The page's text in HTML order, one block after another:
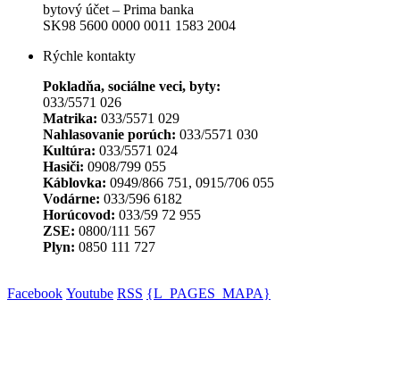
bytový účet – Prima banka
SK98 5600 0000 0011 1583 2004
Rýchle kontakty
Pokladňa, sociálne veci, byty:
033/5571 026
Matrika: 033/5571 029
Nahlasovanie porúch: 033/5571 030
Kultúra: 033/5571 024
Hasiči: 0908/799 055
Káblovka: 0949/866 751, 0915/706 055
Vodárne: 033/596 6182
Horúcovod: 033/59 72 955
ZSE: 0800/111 567
Plyn: 0850 111 727
Facebook Youtube RSS {L_PAGES_MAPA}